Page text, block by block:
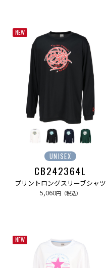
NEW
UNISEX
CB242364L
プリントロングスリーブシャツ
5,060円（税込）
NEW